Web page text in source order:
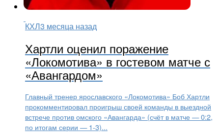
КХЛ3 месяца назад
Хартли оценил поражение
«Локомотива» в гостевом матче с
«Авангардом»
Главный тренер ярославского «Локомотива» Боб Хартли
прокомментировал проигрыш своей команды в выездной
встрече против омского «Авангарда» (счёт в матче — 0:2,
по итогам серии — 1-3)...